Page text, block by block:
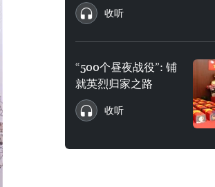
收听
“500个昼夜战役”: 铺
就英烈归家之路
收听